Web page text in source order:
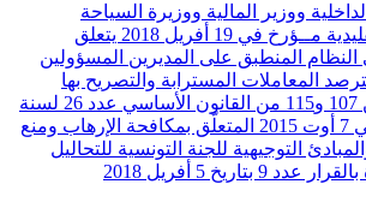
ووزير المالية ووزيرة السياحة
والصناعات التقليدية مــؤرخ في 19 أفريل 2018 يتعلق
المنطبق على المديرين المسؤولين
المعاملات المسترابة والتصريح بها
تطبيقا للفصلين 107 و115 من القانون الأساسي عدد 26 لسنة
2015 المؤرخ في 7 أوت 2015 المتعلّق بمكافحة الإرهاب ومنع
التوجيهية للجنة التونسية للتحاليل
9 بتاريخ 5 أفريل 2018